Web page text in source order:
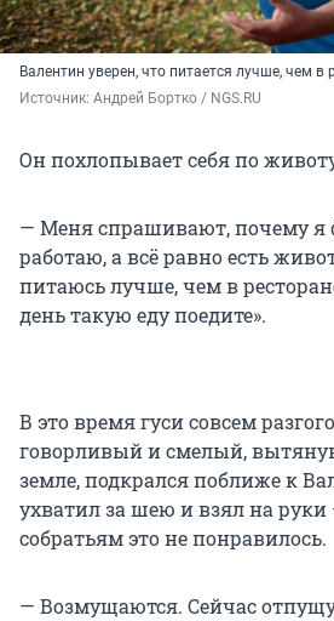
Валентин уверен, что питается лучше, чем в
Источник: Андрей Бортко / NGS.RU
Он похлопывает себя по
— Меня спрашивают, почему я
работаю, а всё равно есть
питаюсь лучше, чем в
день такую еду поедите».
В это время гуси совсем
говорливый и смелый,
земле, подкрался поближе к
ухватил за шею и взял на руки
собратьям это не понравилось.
— Возмущаются. Сейчас